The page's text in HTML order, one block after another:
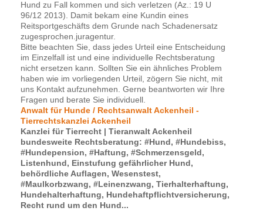
Hund zu Fall kommen und sich verletzen (Az.: 19 U
96/12 2013). Damit bekam eine Kundin eines
Reitsportgeschäfts dem Grunde nach Schadenersatz
zugesprochen.juragentur.
Bitte beachten Sie, dass jedes Urteil eine Entscheidung
im Einzelfall ist und eine individuelle Rechtsberatung
nicht ersetzen kann. Sollten Sie ein ähnliches Problem
haben wie im vorliegenden Urteil, zögern Sie nicht, mit
uns Kontakt aufzunehmen. Gerne beantworten wir Ihre
Fragen und berate Sie individuell.
Anwalt für Hunde / Rechtsanwalt Ackenheil -
Tierrechtskanzlei Ackenheil
Kanzlei für Tierrecht | Tieranwalt Ackenheil
bundesweite Rechtsberatung: #Hund, #Hundebiss,
#Hundepension, #Haftung, #Schmerzensgeld,
Listenhund, Einstufung gefährlicher Hund,
behördliche Auflagen, Wesenstest,
#Maulkorbzwang, #Leinenzwang, Tierhalterhaftung,
Hundehalterhaftung, Hundehaftpflichtversicherung,
Recht rund um den Hund...